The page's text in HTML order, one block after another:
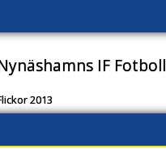
IF Fotboll
2013